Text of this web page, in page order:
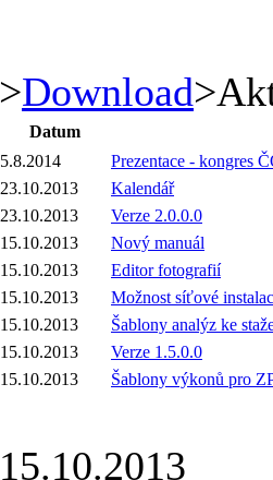
>Download>
Datum
5.8.2014
Prezentace - kongres
23.10.2013
Kalendář
23.10.2013
Verze 2.0.0.0
15.10.2013
Nový manuál
15.10.2013
Editor fotografií
15.10.2013
Možnost síťové
15.10.2013
Šablony analýz ke
15.10.2013
Verze 1.5.0.0
15.10.2013
Šablony výkonů pro
15.10.2013